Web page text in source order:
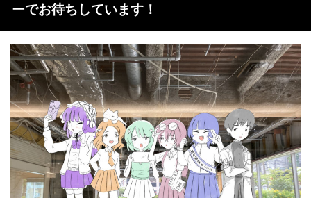
ーでお待ちしています！